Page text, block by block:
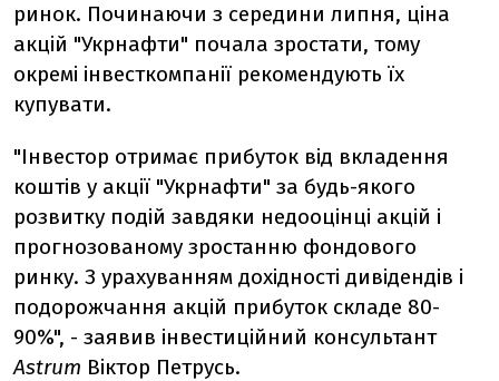
ринок. Починаючи з середини липня, ціна
акцій "Укрнафти" почала зростати, тому
окремі інвесткомпанії рекомендують їх
купувати.
"Інвестор отримає прибуток від вкладення
коштів у акції "Укрнафти" за будь-якого
розвитку подій завдяки недооцінці акцій і
прогнозованому зростанню фондового
ринку. З урахуванням дохідності дивідендів і
подорожчання акцій прибуток складе 80-
90%", - заявив інвестиційний консультант
Astrum Віктор Петрусь.